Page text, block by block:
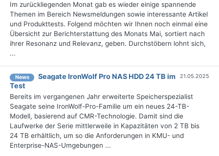
Im zurückliegenden Monat gab es wieder einige spannende
Themen im Bereich Newsmeldungen sowie interessante Artikel
und Produkttests. Folgend möchten wir Ihnen noch einmal eine
Übersicht zur Berichterstattung des Monats Mai, sortiert nach
ihrer Resonanz und Relevanz, geben. Durchstöbern lohnt sich,
...
News
Seagate IronWolf Pro NAS HDD 24 TB im
Test
21.05.2025
Bereits im vergangenen Jahr erweiterte Speicherspezialist
Seagate seine IronWolf-Pro-Familie um ein neues 24-TB-
Modell, basierend auf CMR-Technologie. Damit sind die
Laufwerke der Serie mittlerweile in Kapazitäten von 2 TB bis
24 TB erhältlich, um so die Anforderungen in KMU- und
Enterprise-NAS-Umgebungen ...